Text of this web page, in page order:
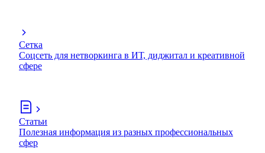
Сетка
Соцсеть для нетворкинга в ИТ, диджитал и креативной
сфере
Статьи
Полезная информация из разных профессиональных
сфер